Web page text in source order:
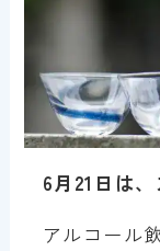
6月21日は
アルコール